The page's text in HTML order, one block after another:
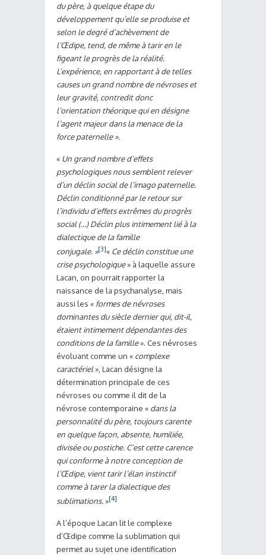
du père, à quelque étape du
développement qu’elle se produise et
selon le degré d’achèvement de
l’Œdipe, tend, de même à tarir en le
figeant le progrès de la réalité.
L’expérience, en rapportant à de telles
causes un grand nombre de névroses et
leur gravité, contredit donc
l’orientation théorique qui en désigne
l’agent majeur dans la menace de la
force paternelle ».
« Un grand nombre d’effets
psychologiques nous semblent relever
d’un déclin social de l’imago paternelle.
Déclin conditionné par le retour sur
l’individu d’effets extrêmes du progrès
social (…) Déclin plus intimement lié à la
dialectique de la famille
conjugale. »[3]« Ce déclin constitue une
crise psychologique» à laquelle assure
Lacan, on pourrait rapporter la
naissance de la psychanalyse, mais
aussi les « formes de névroses
dominantes du siècle dernier qui, dit-il,
étaient intimement dépendantes des
conditions de la famille». Ces névroses
évoluant comme un « complexe
caractériel», Lacan désigne la
détermination principale de ces
névroses ou comme il dit de la
névrose contemporaine « dans la
personnalité du père, toujours carente
en quelque façon, absente, humiliée,
divisée ou postiche. C’est cette carence
qui conforme à notre conception de
l’Œdipe, vient tarir l’élan instinctif
comme à tarer la dialectique des
sublimations. »[4]
A l’époque Lacan lit le complexe
d’Œdipe comme la sublimation qui
permet au sujet une identification